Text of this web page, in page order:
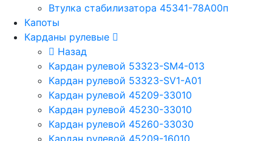
Втулка стабилизатора 45341-78A00п
Капоты
Карданы рулевые
Назад
Кардан рулевой 53323-SM4-013
Кардан рулевой 53323-SV1-A01
Кардан рулевой 45209-33010
Кардан рулевой 45230-33010
Кардан рулевой 45260-33030
Кардан рулевой 45209-16010